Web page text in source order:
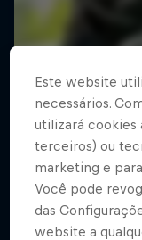
Este website
necessários.
utilizará cookies
terceiros) ou
marketing e
Você pode
das
website a